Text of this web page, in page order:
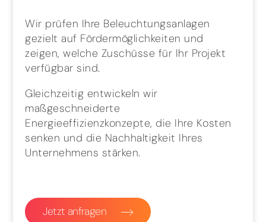
Wir prüfen Ihre Beleuchtungsanlagen
gezielt auf Fördermöglichkeiten und
zeigen, welche Zuschüsse für Ihr Projekt
verfügbar sind.
Gleichzeitig entwickeln wir
maßgeschneiderte
Energieeffizienzkonzepte, die Ihre Kosten
senken und die Nachhaltigkeit Ihres
Unternehmens stärken.
Jetzt anfragen